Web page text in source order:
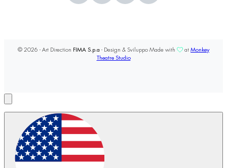
© 2026 - Art Direction FIMA S.p.a - Design & Sviluppo Made with at Monkey
Theatre Studio